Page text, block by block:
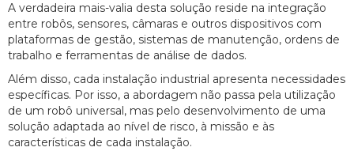
A verdadeira mais-valia desta solução reside na integração
entre robôs, sensores, câmaras e outros dispositivos com
plataformas de gestão, sistemas de manutenção, ordens de
trabalho e ferramentas de análise de dados.
Além disso, cada instalação industrial apresenta necessidades
específicas. Por isso, a abordagem não passa pela utilização
de um robô universal, mas pelo desenvolvimento de uma
solução adaptada ao nível de risco, à missão e às
características de cada instalação.